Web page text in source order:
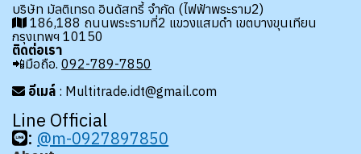
บริษัท มัลติเทรด อินดัสทรี้ จำกัด (ไฟฟ้าพระราม2)
186,188 ถนนพระรามที่2 แขวงแสมดำ เขตบางขุนเทียน
กรุงเทพฯ 10150
ติดต่อเรา
📲มือถือ. 092-789-7850
อีเมล์ : Multitrade.idt@gmail.com
Line Official
: @m-0927897850